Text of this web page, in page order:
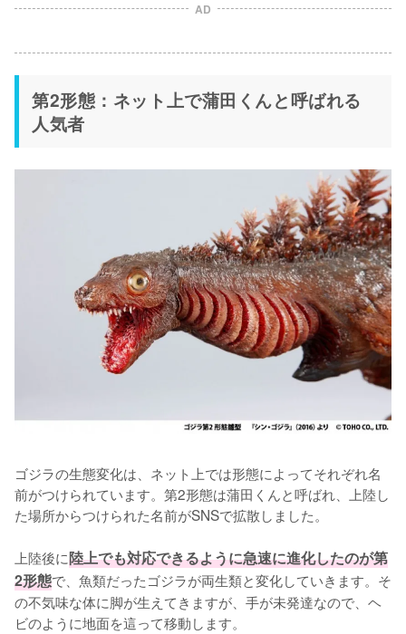
AD
第2形態：ネット上で蒲田くんと呼ばれる
人気者
ゴジラの生態変化は、ネット上では形態によってそれぞれ名
前がつけられています。第2形態は蒲田くんと呼ばれ、上陸し
た場所からつけられた名前がSNSで拡散しました。
上陸後に陸上でも対応できるように急速に進化したのが第
2形態で、魚類だったゴジラが両生類と変化していきます。そ
の不気味な体に脚が生えてきますが、手が未発達なので、ヘ
ビのように地面を這って移動します。